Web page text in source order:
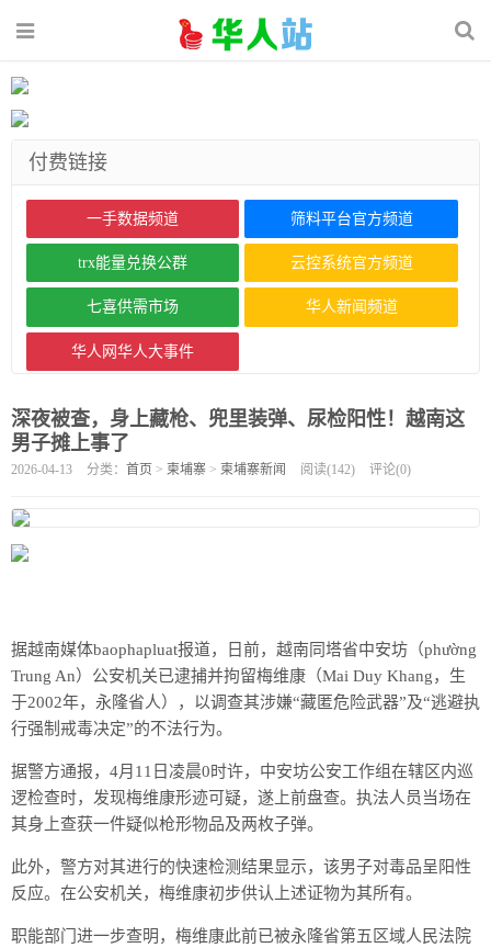
付费链接
一手数据频道 筛料平台官方频道
trx能量兑换公群 云控系统官方频道
七喜供需市场 华人新闻频道
华人网华人大事件
深夜被查，身上藏枪、兜里装弹、尿检阳性！越南这
男子摊上事了
2026-04-13 分类： 首页 > 柬埔寨 > 柬埔寨新闻 阅读(142) 评论(0)
据越南媒体baophapluat报道，日前，越南同塔省中安坊（phường
Trung An）公安机关已逮捕并拘留梅维康（Mai Duy Khang，生
于2002年，永隆省人），以调查其涉嫌“藏匿危险武器”及“逃避执
行强制戒毒决定”的不法行为。
据警方通报，4月11日凌晨0时许，中安坊公安工作组在辖区内巡
逻检查时，发现梅维康形迹可疑，遂上前盘查。执法人员当场在
其身上查获一件疑似枪形物品及两枚子弹。
此外，警方对其进行的快速检测结果显示，该男子对毒品呈阳性
反应。在公安机关，梅维康初步供认上述证物为其所有。
职能部门进一步查明，梅维康此前已被永隆省第五区域人民法院